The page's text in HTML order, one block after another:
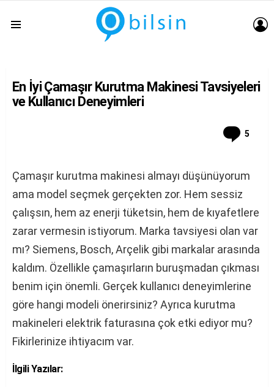
En İyi Çamaşır Kurutma Makinesi Tavsiyeleri
ve Kullanıcı Deneyimleri
5
Çamaşır kurutma makinesi almayı düşünüyorum
ama model seçmek gerçekten zor. Hem sessiz
çalışsın, hem az enerji tüketsin, hem de kıyafetlere
zarar vermesin istiyorum. Marka tavsiyesi olan var
mı? Siemens, Bosch, Arçelik gibi markalar arasında
kaldım. Özellikle çamaşırların buruşmadan çıkması
benim için önemli. Gerçek kullanıcı deneyimlerine
göre hangi modeli önerirsiniz? Ayrıca kurutma
makineleri elektrik faturasına çok etki ediyor mu?
Fikirlerinize ihtiyacım var.
İlgili Yazılar: